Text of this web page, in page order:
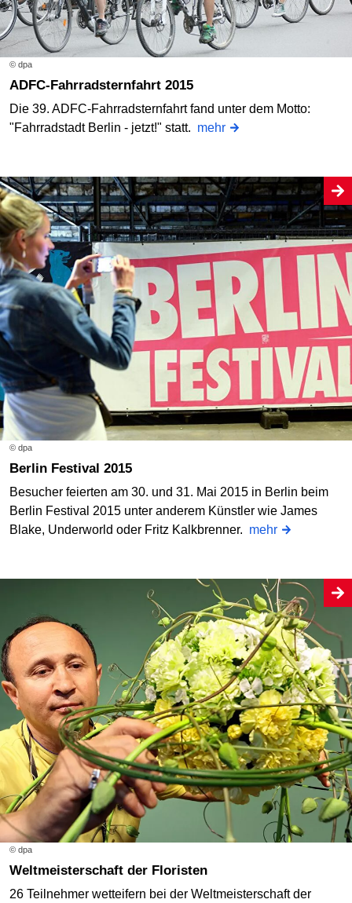
© dpa
ADFC-Fahrradsternfahrt 2015
Die 39. ADFC-Fahrradsternfahrt fand unter dem Motto:
"Fahrradstadt Berlin - jetzt!" statt. mehr
© dpa
Berlin Festival 2015
Besucher feierten am 30. und 31. Mai 2015 in Berlin beim
Berlin Festival 2015 unter anderem Künstler wie James
Blake, Underworld oder Fritz Kalkbrenner. mehr
© dpa
Weltmeisterschaft der Floristen
26 Teilnehmer wetteifern bei der Weltmeisterschaft der